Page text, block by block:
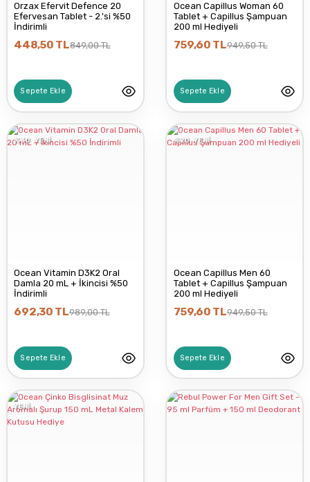
Orzax Efervit Defence 20
Efervesan Tablet - 2.'si %50
İndirimli
448,50 TL849,00 TL
Sepete Ekle
Ocean Capillus Woman 60
Tablet + Capillus Şampuan
200 ml Hediyeli
759,60 TL949,50 TL
Sepete Ekle
%30 YENİ
Ocean Vitamin D3K2 Oral
Damla 20 mL + İkincisi %50
İndirimli
692,30 TL989,00 TL
Sepete Ekle
%20 YENİ
Ocean Capillus Men 60
Tablet + Capillus Şampuan
200 ml Hediyeli
759,60 TL949,50 TL
Sepete Ekle
YENİ